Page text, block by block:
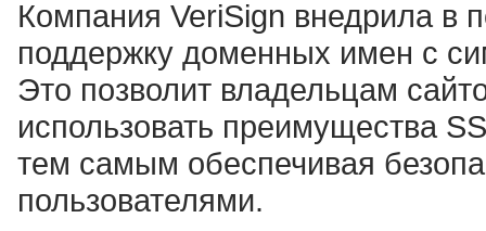
Компания VeriSign внедрила в
поддержку доменных имен с
Это позволит владельцам
использовать преимущества
тем самым обеспечивая
пользователями.